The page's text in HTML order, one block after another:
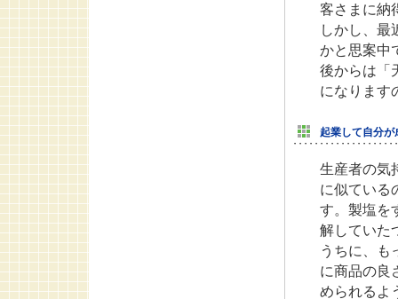
客さまに納
しかし、最
かと思案中
後からは「
になります
起業して自分が
生産者の気
に似ている
す。製塩を
解していた
うちに、も
に商品の良
められるよ